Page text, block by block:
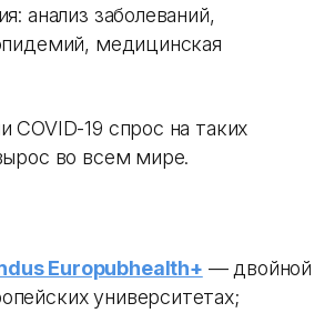
анализ заболеваний,
медицинская
COVID-19 спрос на таких
во всем мире.
Europubhealth+ — двойной
университетах;